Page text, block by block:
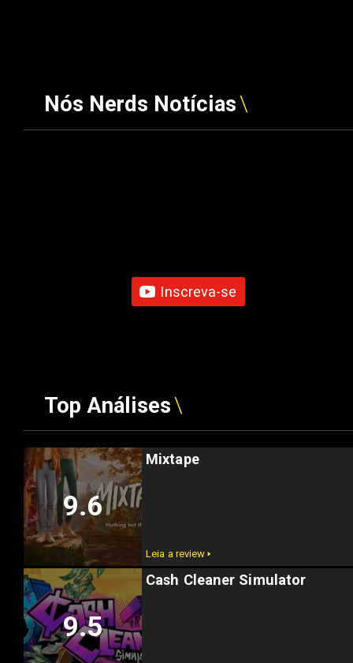
Nós Nerds Notícias
Inscreva-se
Top Análises
Mixtape
9.6
Leia a review 🢒
Cash Cleaner Simulator
9.5